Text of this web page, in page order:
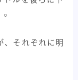
。
、それぞれに明